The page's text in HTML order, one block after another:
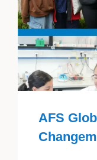
AFS